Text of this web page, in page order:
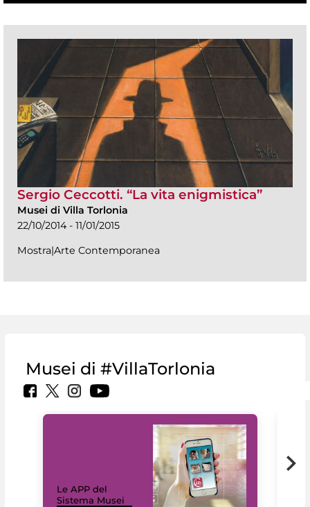
Sergio Ceccotti. “La vita enigmistica”
Musei di Villa Torlonia
22/10/2014 - 11/01/2015
Mostra|Arte Contemporanea
Musei di #VillaTorlonia
Le APP del
Sistema Musei